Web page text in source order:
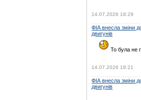
14.07.2026 18:29
ФІА внесла зміни
двигунів
То була не
14.07.2026 18:21
ФІА внесла зміни
двигунів